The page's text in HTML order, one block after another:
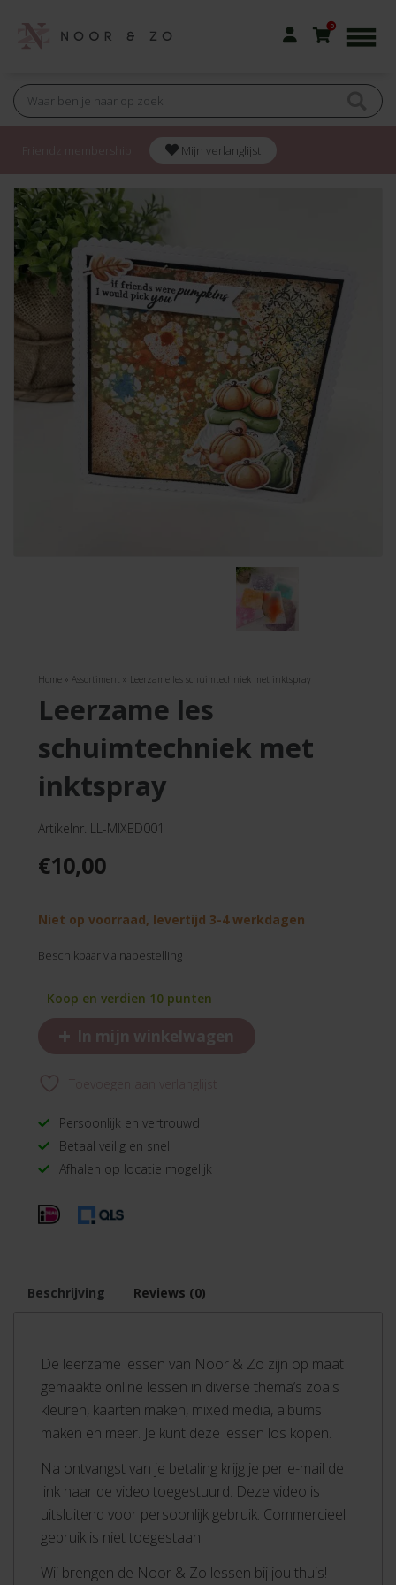
0
Mijn verlanglijst
Home » Assortiment » Leerzame les schuimtechniek met inktspray
leerzame les
schuimtechniek met
inktspray
Artikelnr. LL-MIXED001
€10,00
Niet op voorraad, levertijd 3-4 werkdagen
Beschikbaar via nabestelling
Koop en verdien 10 punten
+ In mijn winkelwagen
Persoonlijk en vertrouwd
Betaal veilig en snel
Afhalen op locatie mogelijk
Beschrijving Reviews (0)
De leerzame lessen van Noor & Zo zijn op maat
gemaakte online lessen in diverse thema’s zoals
kleuren, kaarten maken, mixed media, albums
maken en meer. Je kunt deze lessen los kopen.
Na ontvangst van je betaling krijg je per e-mail de
link naar de video toegestuurd. Deze video is
uitsluitend voor persoonlijk gebruik. Commercieel
gebruik is niet toegestaan.
Wij brengen de Noor & Zo lessen bij jou thuis!